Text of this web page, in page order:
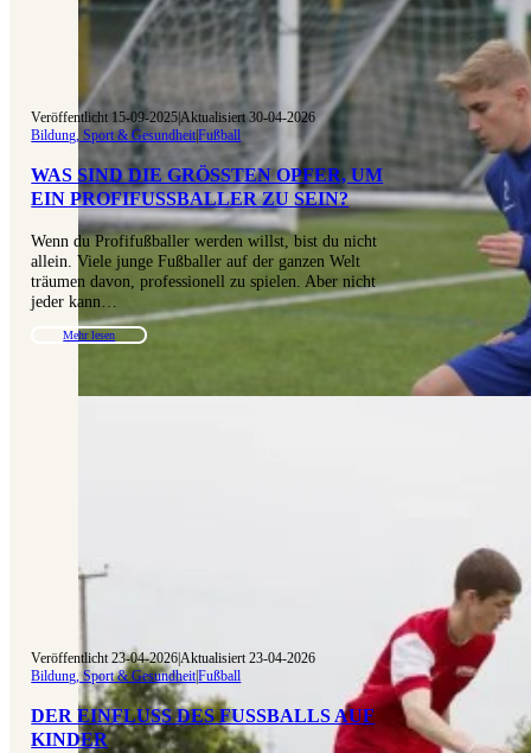
Veröffentlicht 15-09-2025|Aktualisiert 30-04-2026
Bildung, Sport & Gesundheit|Fußball
WAS SIND DIE GRÖSSTEN OPFER, UM E
IN PROFIFUSSBALLER ZU SEIN?
Wenn du Profifußballer werden willst, bist du nicht
allein. Viele junge Fußballer auf der ganzen Welt
träumen davon, professionell zu spielen. Aber nicht
jeder kann…
Mehr lesen
Veröffentlicht 23-04-2026|Aktualisiert 23-04-2026
Bildung, Sport & Gesundheit|Fußball
DER EINFLUSS DES FUSSBALLS AUF K
INDER